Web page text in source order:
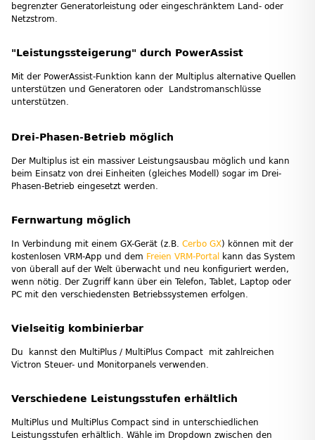
begrenzter Generatorleistung oder eingeschränktem Land- oder
Netzstrom.
"Leistungssteigerung" durch PowerAssist
Mit der PowerAssist-Funktion kann der Multiplus alternative Quellen
unterstützen und Generatoren oder Landstromanschlüsse
unterstützen.
Drei-Phasen-Betrieb möglich
Der Multiplus ist ein massiver Leistungsausbau möglich und kann
beim Einsatz von drei Einheiten (gleiches Modell) sogar im Drei-
Phasen-Betrieb eingesetzt werden.
Fernwartung möglich
In Verbindung mit einem GX-Gerät (z.B. Cerbo GX) können mit der
kostenlosen VRM-App und dem Freien VRM-Portal
kann das System
von überall auf der Welt überwacht und neu konfiguriert werden,
wenn nötig. Der Zugriff kann über ein Telefon, Tablet, Laptop oder
PC mit den verschiedensten Betriebssystemen erfolgen.
Vielseitig kombinierbar
Du kannst den MultiPlus / MultiPlus Compact mit zahlreichen
Victron Steuer- und Monitorpanels verwenden.
Verschiedene Leistungsstufen erhältlich
MultiPlus und MultiPlus Compact sind in unterschiedlichen
Leistungsstufen erhältlich. Wähle im Dropdown zwischen den